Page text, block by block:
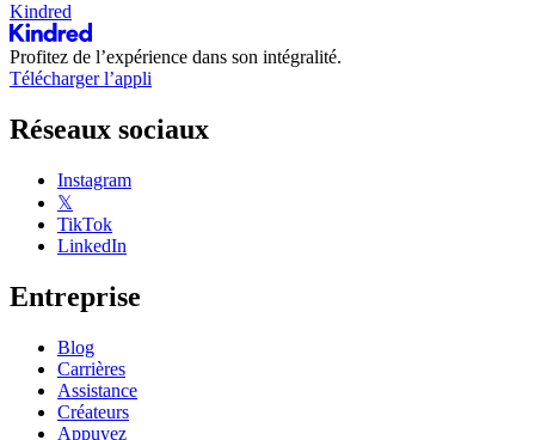
Kindred
Profitez de l’expérience dans son intégralité.
Télécharger l’appli
Réseaux sociaux
Instagram
𝕏
TikTok
LinkedIn
Entreprise
Blog
Carrières
Assistance
Créateurs
Appuyez